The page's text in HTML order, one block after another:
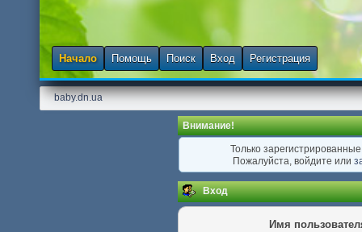
Начало Помощь Поиск Вход Регистрация
baby.dn.ua
Внимание!
Только
Пожалуйста, войдите или
Вход
Имя